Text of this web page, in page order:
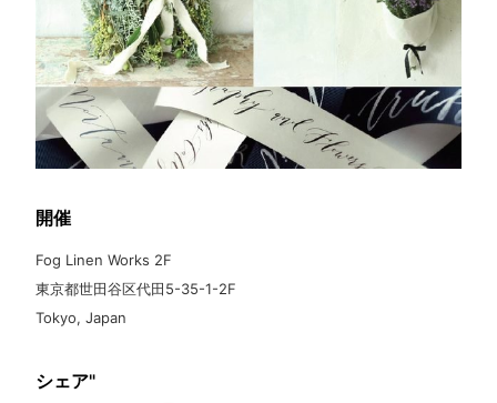
開催
Fog Linen Works 2F
東京都世田谷区代田5-35-1-2F
Tokyo, Japan
シェア"